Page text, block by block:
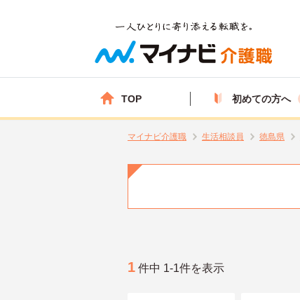
TOP 初めての方へ
マイナビ介護職 生活相談員 徳島県
1 件中 1-1件を表示